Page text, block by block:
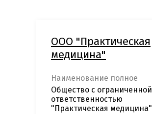
ООО "Практическая
медицина"
Наименование полное
Общество с ограниченной
ответственностью
"Практическая медицина"